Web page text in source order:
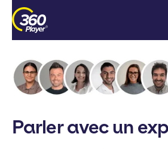
Parler avec un